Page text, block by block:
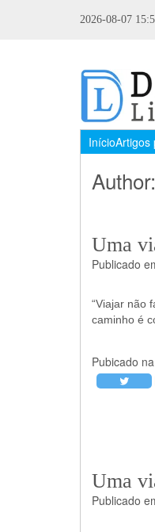
2026-08-07
InícioArtigos
Author:
Uma
Publicado
“Viajar não
caminho é
Pubicado
Uma
Publicado